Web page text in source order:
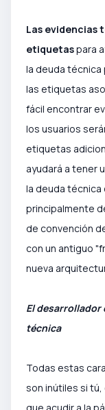
Las evidencias
etiquetaspara
la deuda técnica
las etiquetas
fácil encontrar
los usuarios
etiquetas
ayudará a tener
la deuda
principalmente
de convención
con un antiguo
nueva
El desarrollador
técnica
Todas estas
son inútiles si